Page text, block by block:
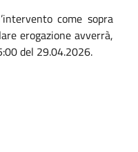
come sopra
erogazione avverrà,
del 29.04.2026.